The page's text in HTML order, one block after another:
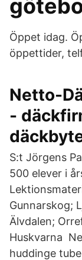
Öppet idag.
öppettider,
Netto-
-
S:t Jörgens
500 elever i
Gunnarskog;
Älvdalen;
Huskvarna
huddinge